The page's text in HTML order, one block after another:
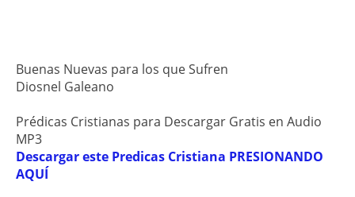
Buenas Nuevas para los que Sufren
Diosnel Galeano
Prédicas Cristianas para Descargar Gratis en Audio
MP3
Descargar este Predicas Cristiana PRESIONANDO
AQUÍ